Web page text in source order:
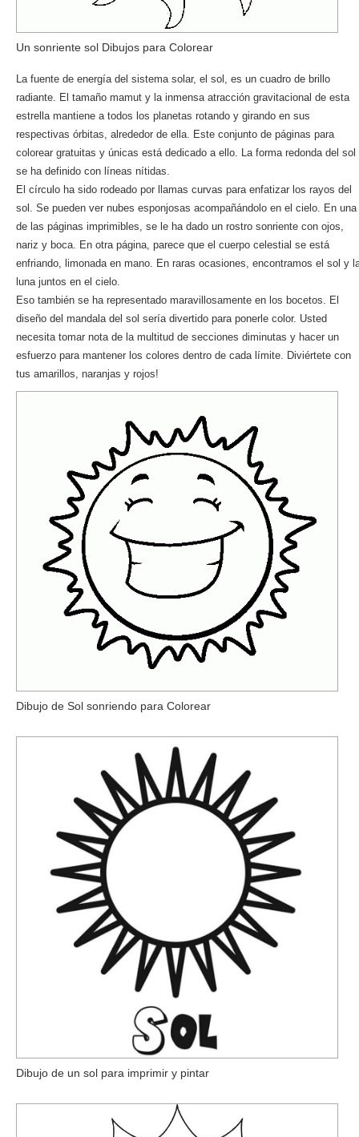
Un sonriente sol Dibujos para Colorear
La fuente de energía del sistema solar, el sol, es un cuadro de brillo
radiante. El tamaño mamut y la inmensa atracción gravitacional de esta
estrella mantiene a todos los planetas rotando y girando en sus
respectivas órbitas, alrededor de ella. Este conjunto de páginas para
colorear gratuitas y únicas está dedicado a ello. La forma redonda del sol
se ha definido con líneas nítidas.
El círculo ha sido rodeado por llamas curvas para enfatizar los rayos del
sol. Se pueden ver nubes esponjosas acompañándolo en el cielo. En una
de las páginas imprimibles, se le ha dado un rostro sonriente con ojos,
nariz y boca. En otra página, parece que el cuerpo celestial se está
enfriando, limonada en mano. En raras ocasiones, encontramos el sol y
luna juntos en el cielo.
Eso también se ha representado maravillosamente en los bocetos. El
diseño del mandala del sol sería divertido para ponerle color. Usted
necesita tomar nota de la multitud de secciones diminutas y hacer un
esfuerzo para mantener los colores dentro de cada límite. Diviértete con
tus amarillos, naranjas y rojos!
Dibujo de Sol sonriendo para Colorear
Dibujo de un sol para imprimir y pintar